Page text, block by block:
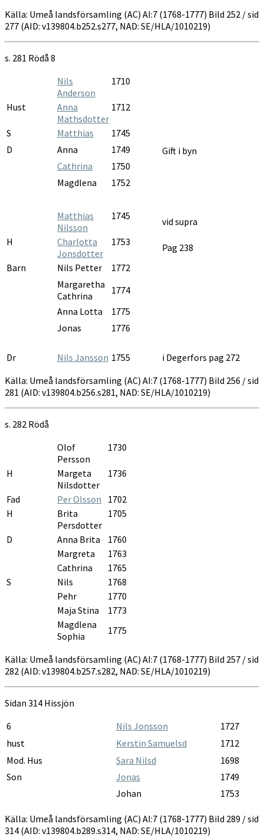
Källa: Umeå landsförsamling (AC) AI:7 (1768-1777) Bild 252 / sid
277 (AID: v139804.b252.s277, NAD: SE/HLA/1010219)
s. 281 Rödå 8
Nils
Anderson
1710
Hust
Anna
Mathsdotter
1712
S Matthias
1745
D
Anna 1749
Gift i byn
Cathrina
1750
Magdlena
1752
Matthias
Nilsson
1745
vid supra
H
Charlotta
Jonsdotter
1753
Pag 238
Barn
Nils Petter
1772
Margaretha
Cathrina
1774
Anna Lotta
1775
Jonas
1776
Dr Nils Jansson 1755
i Degerfors pag 272
Källa: Umeå landsförsamling (AC) AI:7 (1768-1777) Bild 256 / sid
281 (AID: v139804.b256.s281, NAD: SE/HLA/1010219)
s. 282 Rödå
Olof
Persson
1730
H
Margeta
Nilsdotter
1736
Fad Per Olsson
1702
H
Brita
Persdotter
1705
D Anna Brita
1760
Margreta
1763
Cathrina
1765
S
Nils
1768
Pehr
1770
Maja Stina
1773
Magdlena
Sophia
1775
Källa: Umeå landsförsamling (AC) AI:7 (1768-1777) Bild 257 / sid
282 (AID: v139804.b257.s282, NAD: SE/HLA/1010219)
Sidan 314 Hissjön
6
Nils Jonsson
1727
hust
Kerstin Samuelsd
1712
Mod. Hus
Sara Nilsd
1698
Son
Jonas
1749
Johan
1753
Källa: Umeå landsförsamling (AC) AI:7 (1768-1777) Bild 289 / sid
314 (AID: v139804.b289.s314, NAD: SE/HLA/1010219)